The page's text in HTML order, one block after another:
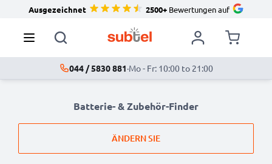
Ausgezeichnet 2500+Bewertungen auf
044 / 5830 881·Mo - Fr: 10:00 to 21:00
Batterie- & Zubehör-Finder
ÄNDERN SIE